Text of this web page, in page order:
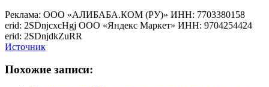
Реклама: ООО «АЛИБАБА.КОМ (РУ)» ИНН: 7703380158
erid: 2SDnjcxcHgj ООО «Яндекс Маркет» ИНН: 9704254424
erid: 2SDnjdkZuRR
Источник
Похожие записи: